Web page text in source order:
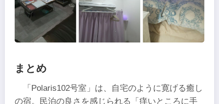
まとめ
「Polaris102号室」は、自宅のように寛げる癒し
の宿。民泊の良さを感じられる「痒いところに手